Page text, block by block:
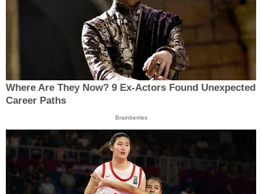
Where Are They Now? 9 Ex-Actors Found Unexpected
Career Paths
Brainberries